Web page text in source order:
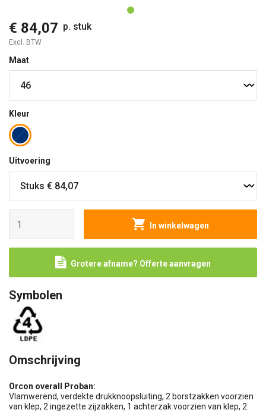
€ 84,07 p. stuk
Excl. BTW
Maat
Kleur
Uitvoering
In winkelwagen
Grotere afname? Offerte aanvragen
Symbolen
Omschrijving
Orcon overall Proban:
Vlamwerend, verdekte drukknoopsluiting, 2 borstzakken voorzien
van klep, 2 ingezette zijzakken, 1 achterzak voorzien van klep, 2